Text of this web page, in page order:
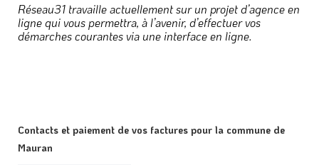
Réseau31 travaille actuellement sur un projet d’agence en
ligne qui vous permettra, à l’avenir, d’effectuer vos
démarches courantes via une interface en ligne.
Contacts et paiement de vos factures pour la commune de
Mauran